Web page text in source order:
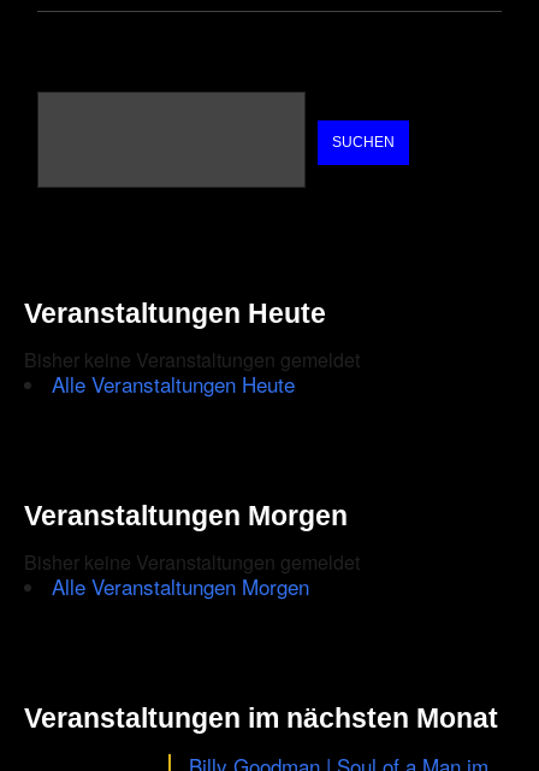
SUCHEN
Veranstaltungen Heute
Bisher keine Veranstaltungen gemeldet
Alle Veranstaltungen Heute
Veranstaltungen Morgen
Bisher keine Veranstaltungen gemeldet
Alle Veranstaltungen Morgen
Veranstaltungen im nächsten Monat